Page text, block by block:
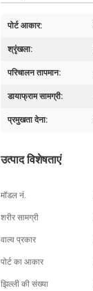
पोर्ट आकार:
श्रृंखला:
परिचालन तापमान:
डायाफ्राम सामग्री:
प्रमुखता देना:
उत्पाद विशेषताएं
मॉडल नं.
शरीर सामग्री
वाल्व प्रकार
पोर्ट का आकार
झिल्ली की संख्या